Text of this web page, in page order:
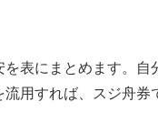
表にまとめます。自
用すれば、スジ舟券